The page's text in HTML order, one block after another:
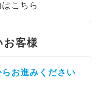
こちら
お客様
お進みください